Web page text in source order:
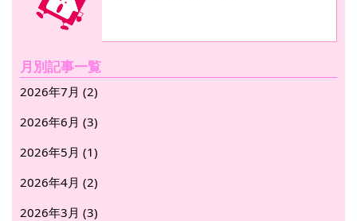
月別記事一覧
2026年7月 (2)
2026年6月 (3)
2026年5月 (1)
2026年4月 (2)
2026年3月 (3)